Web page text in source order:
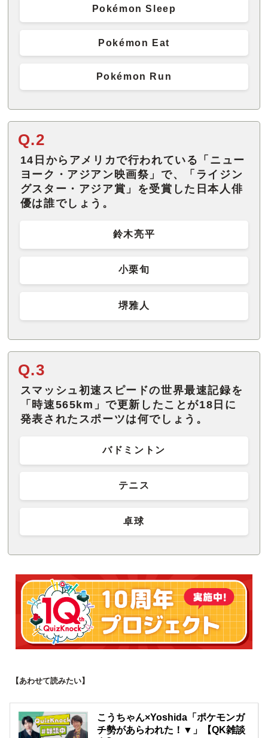
Pokémon Sleep
Pokémon Eat
Pokémon Run
Q.2
14日からアメリカで行われている「ニュー
ヨーク・アジアン映画祭」で、「ライジン
グスター・アジア賞」を受賞した日本人俳
優は誰でしょう。
鈴木亮平
小栗旬
堺雅人
Q.3
スマッシュ初速スピードの世界最速記録を
「時速565km」で更新したことが18日に
発表されたスポーツは何でしょう。
バドミントン
テニス
卓球
【あわせて読みたい】
こうちゃん×Yoshida「ポケモンガ
チ勢があらわれた！▼」【QK雑談